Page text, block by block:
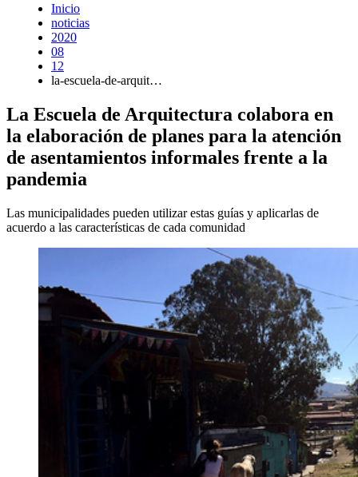
Inicio
noticias
2020
08
12
la-escuela-de-arquit…
La Escuela de Arquitectura colabora en
la elaboración de planes para la atención
de asentamientos informales frente a la
pandemia
Las municipalidades pueden utilizar estas guías y aplicarlas de
acuerdo a las características de cada comunidad